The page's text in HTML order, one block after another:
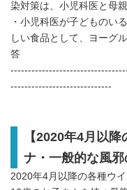
染対策は、小児科医と母
・小児科医が子どものい
しい食品として、ヨーグ
答
-----------------------------
【2020年4月以降
ナ・一般的な風邪
2020年4月以降の各種ウ